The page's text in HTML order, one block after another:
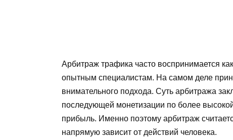
Арбитраж трафика часто воспринимается
опытным специалистам. На самом деле
внимательного подхода. Суть арбитража
последующей монетизации по более
прибыль. Именно поэтому арбитраж
напрямую зависит от действий человека.